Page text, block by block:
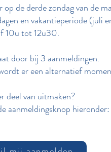
de derde zondag van de
en vakantieperiode (juli
10u tot 12u30.
door bij 3 aanmeldingen.
er een alternatief
deel van uitmaken?
aanmeldingsknop hieronder: